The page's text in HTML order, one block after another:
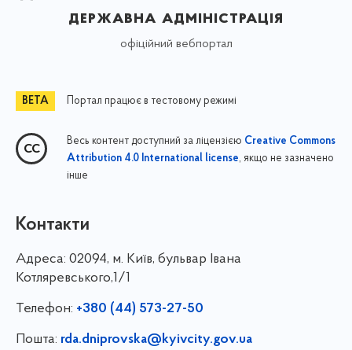
державна адміністрація
офіційний вебпортал
Портал працює в тестовому режимі
Весь контент доступний за ліцензією Creative Commons
Attribution 4.0 International license, якщо не зазначено
інше
Контакти
Адреса: 02094, м. Київ, бульвар Івана
Котляревського,1/1
Телефон: +380 (44) 573-27-50
Пошта: rda.dniprovska@kyivcity.gov.ua